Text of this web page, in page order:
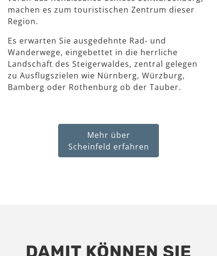
machen es zum touristischen Zentrum dieser
Region.
Es erwarten Sie ausgedehnte Rad- und
Wanderwege, eingebettet in die herrliche
Landschaft des Steigerwaldes, zentral gelegen
zu Ausflugszielen wie Nürnberg, Würzburg,
Bamberg oder Rothenburg ob der Tauber.
Mehr über
Scheinfeld erfahren
DAMIT KÖNNEN SIE